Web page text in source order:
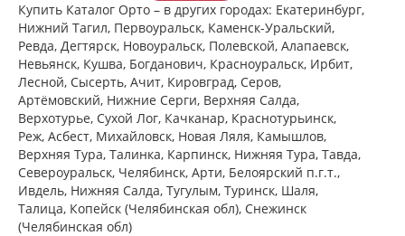
Купить Каталог Орто – в других городах: Екатеринбург,
Нижний Тагил, Первоуральск, Каменск-Уральский,
Ревда, Дегтярск, Новоуральск, Полевской, Алапаевск,
Невьянск, Кушва, Богданович, Красноуральск, Ирбит,
Лесной, Сысерть, Ачит, Кировград, Серов,
Артёмовский, Нижние Cерги, Верхняя Салда,
Верхотурье, Сухой Лог, Качканар, Краснотурьинск,
Реж, Асбест, Михайловск, Новая Ляля, Камышлов,
Верхняя Тура, Талинка, Карпинск, Нижняя Тура, Тавда,
Североуральск, Челябинск, Арти, Белоярский п.г.т.,
Ивдель, Нижняя Салда, Тугулым, Туринск, Шаля,
Талица, Копейск (Челябинская обл), Снежинск
(Челябинская обл)